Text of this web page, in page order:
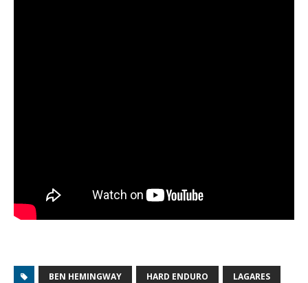
BEN HEMINGWAY HARD ENDURO LAGARES